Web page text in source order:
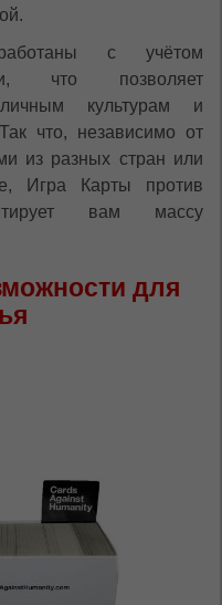
с учётом
что позволяет
культурам и
что, независимо от
из разных стран или
Игра Карты против
вам массу
для